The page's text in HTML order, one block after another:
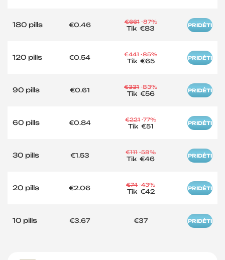
180 pills €0.46 €661 -87%
Tik€83 PRIDĖTI
120 pills €0.54 €441 -85%
Tik €65 PRIDĖTI
90 pills €0.61 €331 -83%
Tik €56 PRIDĖTI
60 pills €0.84 €221 -77%
Tik €51 PRIDĖTI
30 pills €1.53 €111 -58%
Tik€46 PRIDĖTI
20 pills €2.06 €74 -43%
Tik €42 PRIDĖTI
10 pills €3.67 €37 PRIDĖTI